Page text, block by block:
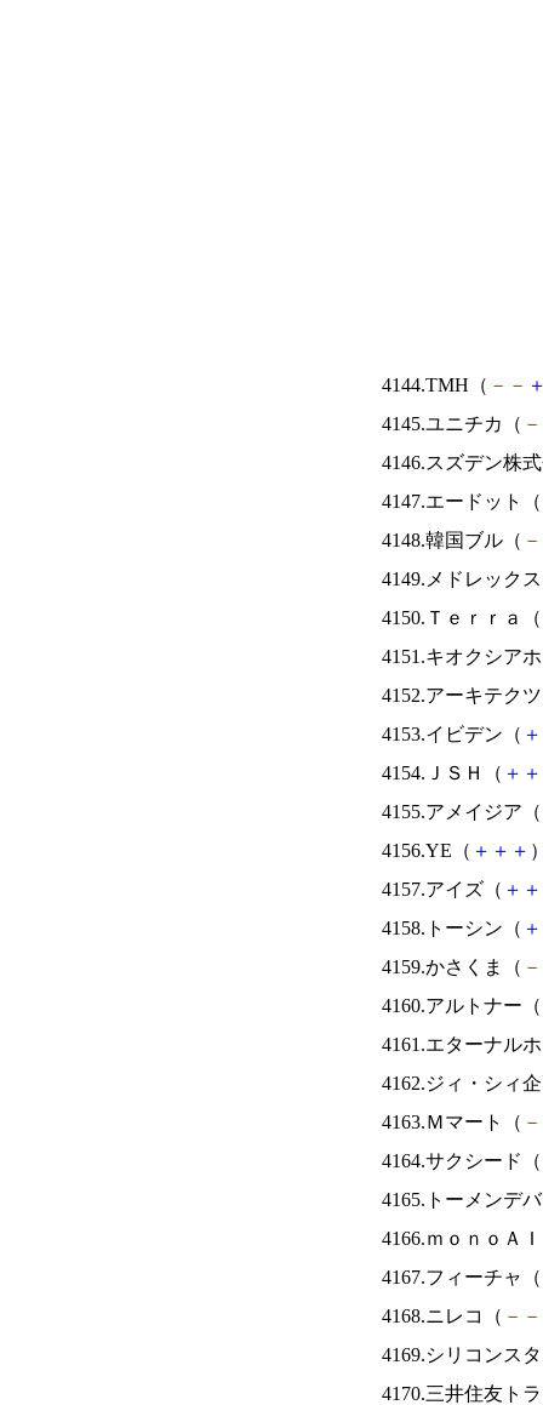
4144.TMH（ － －
4145.ユニチカ（ －
4146.スズデン株
4147.エードット（
4148.韓国ブル（ －
4149.メドレック
4150.Ｔｅｒｒａ（
4151.キオクシア
4152.アーキテク
4153.イビデン（ ＋
4154.ＪＳＨ（ ＋ ＋
4155.アメイジア（
4156.YE（ ＋ ＋ ＋
4157.アイズ（ ＋ ＋
4158.トーシン（ ＋
4159.かさくま（ －
4160.アルトナー（
4161.エターナル
4162.ジィ・シィ
4163.Ｍマート（ －
4164.サクシード（
4165.トーメンデ
4166.ｍｏｎｏＡ
4167.フィーチャ（
4168.ニレコ（ － －
4169.シリコンス
4170.三井住友ト